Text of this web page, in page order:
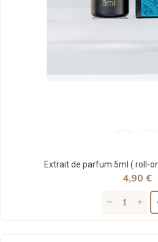
Extrait de parfum 5ml ( roll-
4,90 €